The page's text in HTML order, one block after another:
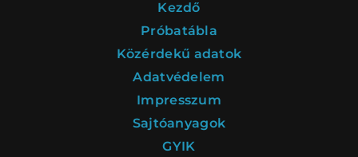
SZAKMAI BIZOTTSÁG
MENTOROK
ELŐADÁSOK
Kezdő
Próbatábla
Közérdekű adatok
Adatvédelem
Impresszum
Sajtóanyagok
GYIK